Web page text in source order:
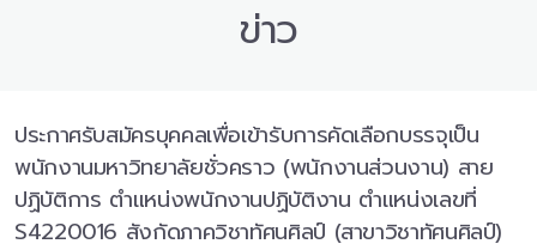
ข่าว
ประกาศรับสมัครบุคคลเพื่อเข้ารับการคัดเลือกบรรจุเป็น
พนักงานมหาวิทยาลัยชั่วคราว (พนักงานส่วนงาน) สาย
ปฏิบัติการ ตำแหน่งพนักงานปฏิบัติงาน ตำแหน่งเลขที่
S4220016 สังกัดภาควิชาทัศนศิลป์ (สาขาวิชาทัศนศิลป์)